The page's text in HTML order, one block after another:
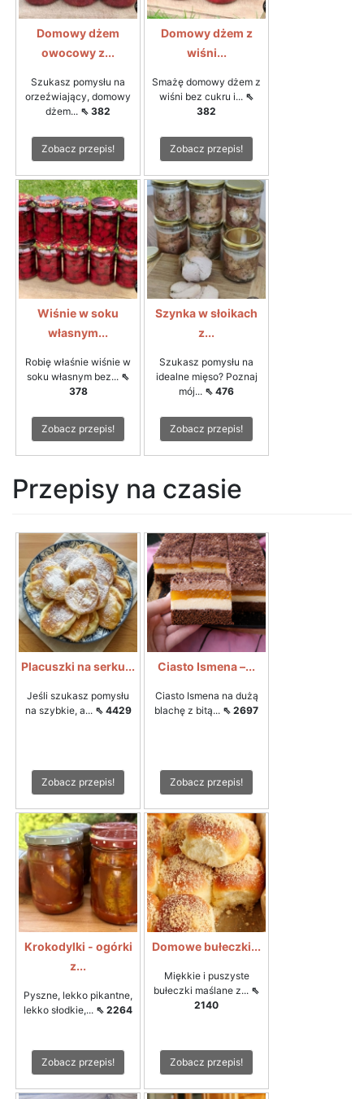
Domowy dżem
owocowy z...
Szukasz pomysłu na
orzeźwiający, domowy
dżem... ⇖ 382
Zobacz przepis!
Domowy dżem z
wiśni...
Smażę domowy dżem z
wiśni bez cukru i... ⇖
382
Zobacz przepis!
Wiśnie w soku
własnym...
Robię właśnie wiśnie w
soku własnym bez... ⇖
378
Zobacz przepis!
Szynka w słoikach
z...
Szukasz pomysłu na
idealne mięso? Poznaj
mój... ⇖ 476
Zobacz przepis!
Przepisy na czasie
Placuszki na serku...
Jeśli szukasz pomysłu
na szybkie, a... ⇖ 4429
Zobacz przepis!
Ciasto Ismena –...
Ciasto Ismena na dużą
blachę z bitą... ⇖ 2697
Zobacz przepis!
Krokodylki - ogórki
z...
Pyszne, lekko pikantne,
lekko słodkie,... ⇖ 2264
Zobacz przepis!
Domowe bułeczki...
Miękkie i puszyste
bułeczki maślane z... ⇖
2140
Zobacz przepis!